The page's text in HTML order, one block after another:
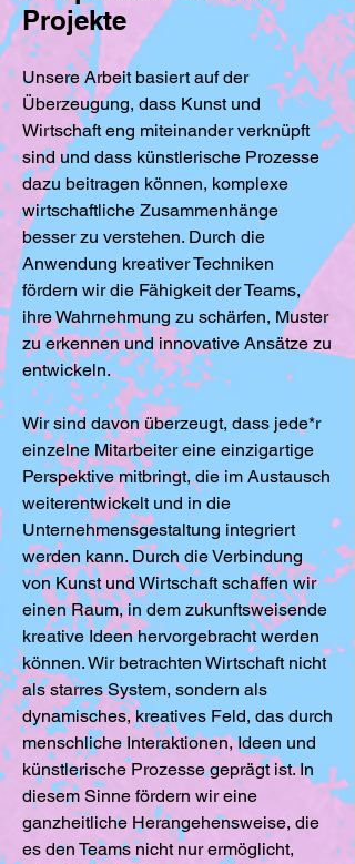
Projekte
Unsere Arbeit basiert auf der
Überzeugung, dass Kunst und
Wirtschaft eng miteinander verknüpft
sind und dass künstlerische Prozesse
dazu beitragen können, komplexe
wirtschaftliche Zusammenhänge
besser zu verstehen. Durch die
Anwendung kreativer Techniken
fördern wir die Fähigkeit der Teams,
ihre Wahrnehmung zu schärfen, Muster
zu erkennen und innovative Ansätze zu
entwickeln.
Wir sind davon überzeugt, dass jede*r
einzelne Mitarbeiter eine einzigartige
Perspektive mitbringt, die im Austausch
weiterentwickelt und in die
Unternehmensgestaltung integriert
werden kann. Durch die Verbindung
von Kunst und Wirtschaft schaffen wir
einen Raum, in dem zukunftsweisende
kreative Ideen hervorgebracht werden
können. Wir betrachten Wirtschaft nicht
als starres System, sondern als
dynamisches, kreatives Feld, das durch
menschliche Interaktionen, Ideen und
künstlerische Prozesse geprägt ist. In
diesem Sinne fördern wir eine
ganzheitliche Herangehensweise, die
es den Teams nicht nur ermöglicht,